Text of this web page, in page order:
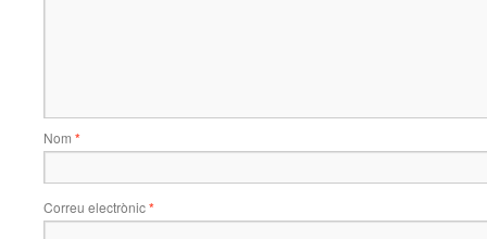
Nom *
Correu electrònic*